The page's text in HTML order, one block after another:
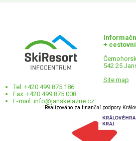
+
542 25
Site map
Tel: +420 499 875 186
Fax: +420 499 875 008
E-mail: info@janskelazne.cz
Realizováno za finanční podpory